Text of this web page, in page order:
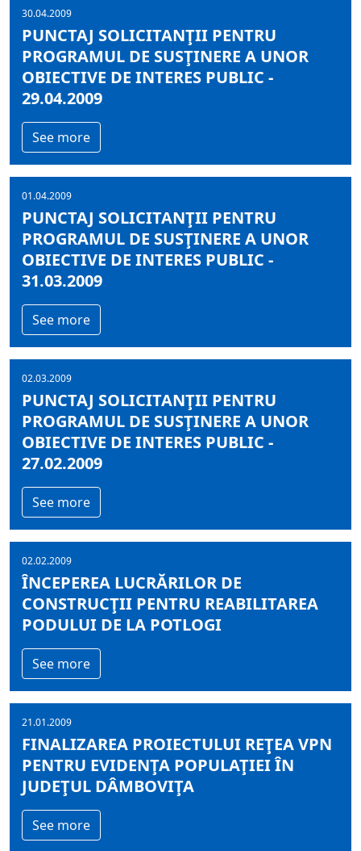
30.04.2009
PUNCTAJ SOLICITANŢII PENTRU
PROGRAMUL DE SUSŢINERE A UNOR
OBIECTIVE DE INTERES PUBLIC -
29.04.2009
See more
01.04.2009
PUNCTAJ SOLICITANŢII PENTRU
PROGRAMUL DE SUSŢINERE A UNOR
OBIECTIVE DE INTERES PUBLIC -
31.03.2009
See more
02.03.2009
PUNCTAJ SOLICITANŢII PENTRU
PROGRAMUL DE SUSŢINERE A UNOR
OBIECTIVE DE INTERES PUBLIC -
27.02.2009
See more
02.02.2009
ÎNCEPEREA LUCRĂRILOR DE
CONSTRUCŢII PENTRU REABILITAREA
PODULUI DE LA POTLOGI
See more
21.01.2009
FINALIZAREA PROIECTULUI REŢEA VPN
PENTRU EVIDENŢA POPULAŢIEI ÎN
JUDEŢUL DÂMBOVIŢA
See more